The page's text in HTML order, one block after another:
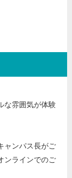
な雰囲気が体験
ャンパス長がご
ンラインでのご